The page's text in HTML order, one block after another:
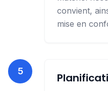
convient,
mise en
5